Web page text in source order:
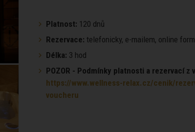
Platnost: 120 dnů
Rezervace: telefonicky, e-mailem, online
Délka: 3 hod
POZOR - Podmínky platnosti a rezervací z
https://www.wellness-relax.cz/cenik/
voucheru